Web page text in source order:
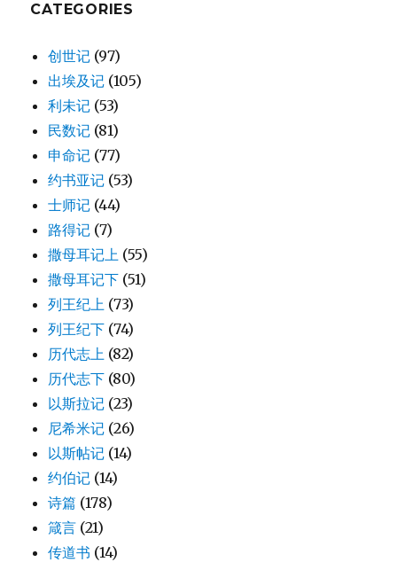
CATEGORIES
创世记 (97)
出埃及记 (105)
利未记 (53)
民数记 (81)
申命记 (77)
约书亚记 (53)
士师记 (44)
路得记 (7)
撒母耳记上 (55)
撒母耳记下 (51)
列王纪上 (73)
列王纪下 (74)
历代志上 (82)
历代志下 (80)
以斯拉记 (23)
尼希米记 (26)
以斯帖记 (14)
约伯记 (14)
诗篇 (178)
箴言 (21)
传道书 (14)